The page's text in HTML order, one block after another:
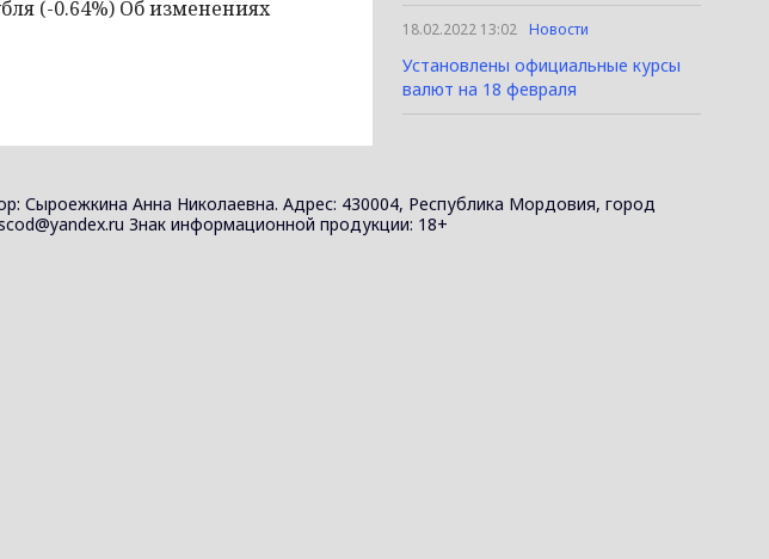
(-0.64%) Об изменениях
18.02.2022 13:02 Новости
Установлены официальные курсы
валют на 18 февраля
Сыроежкина Анна Николаевна. Адрес: 430004, Республика Мордовия, город
Знак информационной продукции: 18+